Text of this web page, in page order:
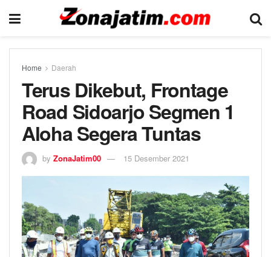
Home Daerah
Terus Dikebut, Frontage
Road Sidoarjo Segmen 1
Aloha Segera Tuntas
by ZonaJatim00 15 Desember 2021